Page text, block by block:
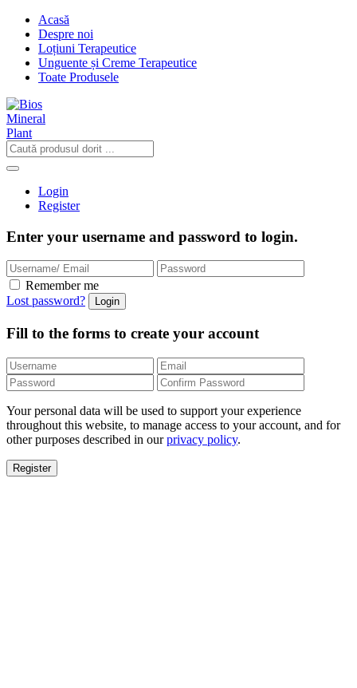
Acasă
Despre noi
Loțiuni Terapeutice
Unguente și Creme Terapeutice
Toate Produsele
Login
Register
Enter your username and password to login.
Remember me
Lost password?
Fill to the forms to create your account
Your personal data will be used to support your experience
throughout this website, to manage access to your account, and for
other purposes described in ourprivacy policy.